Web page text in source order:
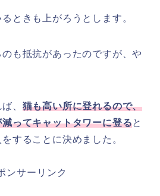
ときも上がろうとします。
も抵抗があったのですが、や
、 猫も高い所に登れるので、
ってキャットタワーに登ると
することに決めました。
ンサーリンク